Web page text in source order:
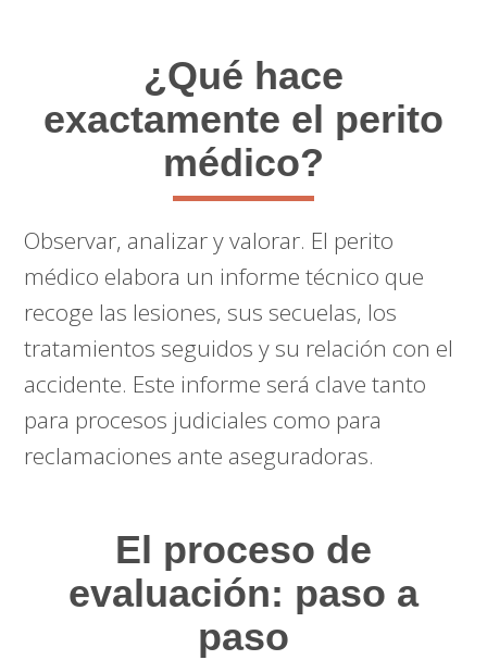
¿Qué hace
exactamente el perito
médico?
Observar, analizar y valorar. El perito
médico elabora un informe técnico que
recoge las lesiones, sus secuelas, los
tratamientos seguidos y su relación con el
accidente. Este informe será clave tanto
para procesos judiciales como para
reclamaciones ante aseguradoras.
El proceso de
evaluación: paso a
paso